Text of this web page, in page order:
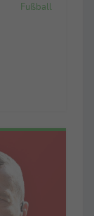
Fußball